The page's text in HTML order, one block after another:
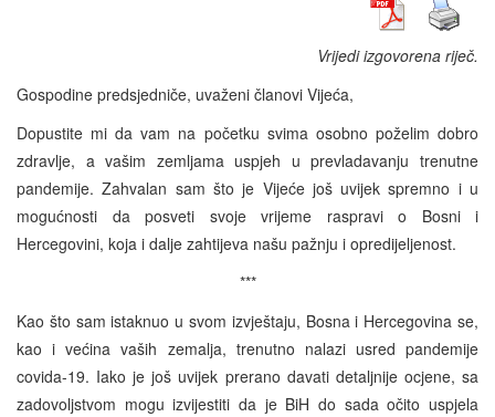
Vrijedi izgovorena riječ.
Gospodine predsjedniče, uvaženi članovi Vijeća,
Dopustite mi da vam na početku svima osobno poželim dobro
zdravlje, a vašim zemljama uspjeh u prevladavanju trenutne
pandemije. Zahvalan sam što je Vijeće još uvijek spremno i u
mogućnosti da posveti svoje vrijeme raspravi o Bosni i
Hercegovini, koja i dalje zahtijeva našu pažnju i opredijeljenost.
***
Kao što sam istaknuo u svom izvještaju, Bosna i Hercegovina se,
kao i većina vaših zemalja, trenutno nalazi usred pandemije
covida-19. Iako je još uvijek prerano davati detaljnije ocjene, sa
zadovoljstvom mogu izvijestiti da je BiH do sada očito uspjela